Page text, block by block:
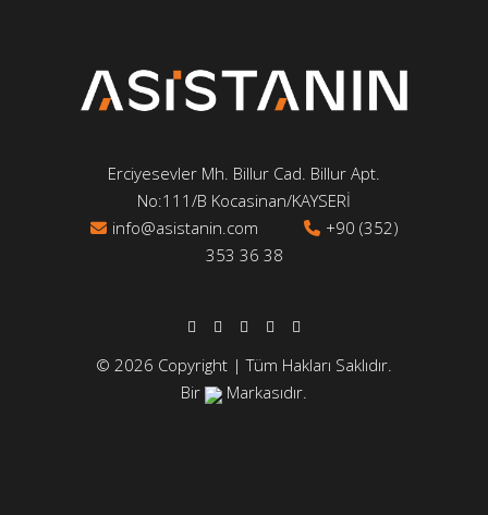
Erciyesevler Mh. Billur Cad. Billur Apt.
No:111/B Kocasinan/KAYSERİ
info@asistanin.com
+90 (352)
353 36 38
© 2026 Copyright | Tüm Hakları Saklıdır.
Bir
Markasıdır.